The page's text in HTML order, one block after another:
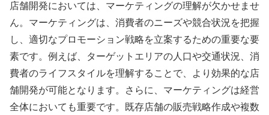
店舗開発においては、マーケティングの理解が欠かせませ
ん。マーケティングは、消費者のニーズや競合状況を把握
し、適切なプロモーション戦略を立案するための重要な要
素です。例えば、ターゲットエリアの人口や交通状況、消
費者のライフスタイルを理解することで、より効果的な店
舗開発が可能となります。さらに、マーケティングは経営
全体においても重要です。既存店舗の販売戦略作成や複数